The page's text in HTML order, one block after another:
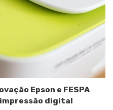
Epson e FESPA
digital